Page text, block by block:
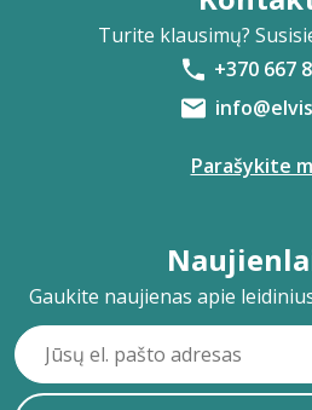
Turite klausimų?
+370 667
Parašykite
Gaukite naujienas apie